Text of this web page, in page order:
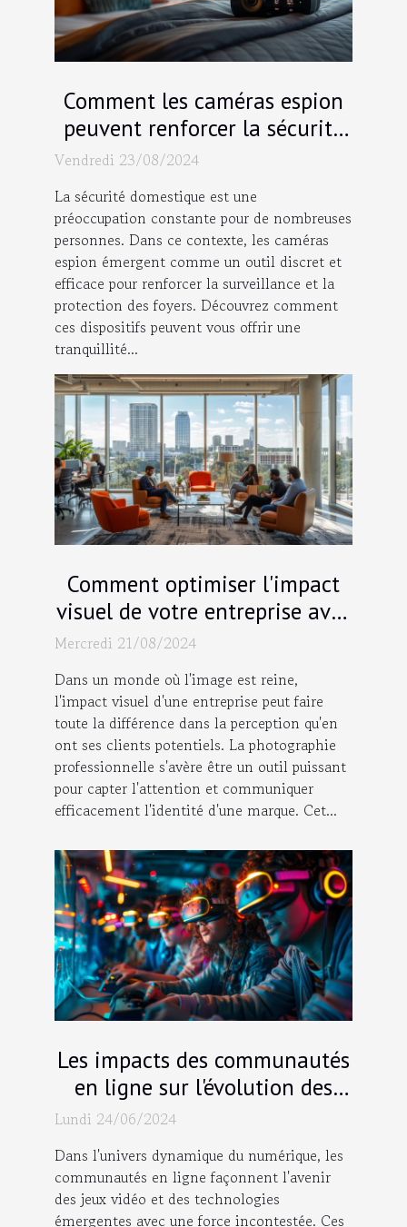
Comment les caméras espion
peuvent renforcer la sécurité
domestique
Vendredi 23/08/2024
La sécurité domestique est une
préoccupation constante pour de nombreuses
personnes. Dans ce contexte, les caméras
espion émergent comme un outil discret et
efficace pour renforcer la surveillance et la
protection des foyers. Découvrez comment
ces dispositifs peuvent vous offrir une
tranquillité...
Comment optimiser l'impact
visuel de votre entreprise avec
la photographie
professionnelle
Mercredi 21/08/2024
Dans un monde où l'image est reine,
l'impact visuel d'une entreprise peut faire
toute la différence dans la perception qu'en
ont ses clients potentiels. La photographie
professionnelle s'avère être un outil puissant
pour capter l'attention et communiquer
efficacement l'identité d'une marque. Cet...
Les impacts des communautés
en ligne sur l'évolution des
jeux vidéo et des technologies
Lundi 24/06/2024
Dans l'univers dynamique du numérique, les
communautés en ligne façonnent l'avenir
des jeux vidéo et des technologies
émergentes avec une force incontestée. Ces